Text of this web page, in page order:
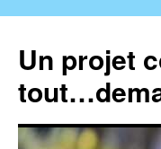
Un projet